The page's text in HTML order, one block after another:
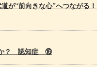
が“前向きな心”へつながる！
か？ 認知症 ⑯